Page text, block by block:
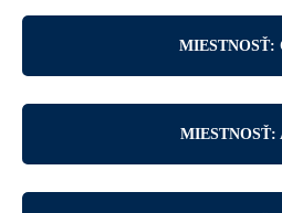
MIESTNOSŤ:
MIESTNOSŤ: